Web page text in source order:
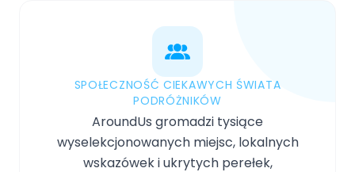
SPOŁECZNOŚĆ CIEKAWYCH ŚWIATA
PODRÓŻNIKÓW
AroundUs gromadzi tysiące
wyselekcjonowanych miejsc, lokalnych
wskazówek i ukrytych perełek,